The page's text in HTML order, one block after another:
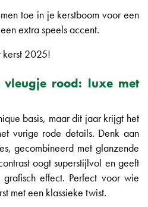
toe in je kerstboom voor een
extra speels accent.
rood: luxe met
basis, maar dit jaar krijgt het
vurige rode details. Denk aan
gecombineerd met glanzende
oogt superstijlvol en geeft
effect. Perfect voor wie
met een klassieke twist.